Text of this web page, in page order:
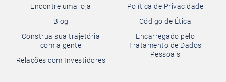
Encontre uma loja
Blog
Construa sua trajetória
com a gente
Relações com Investidores
Política de Privacidade
Código de Ética
Encarregado pelo
Tratamento de Dados
Pessoais